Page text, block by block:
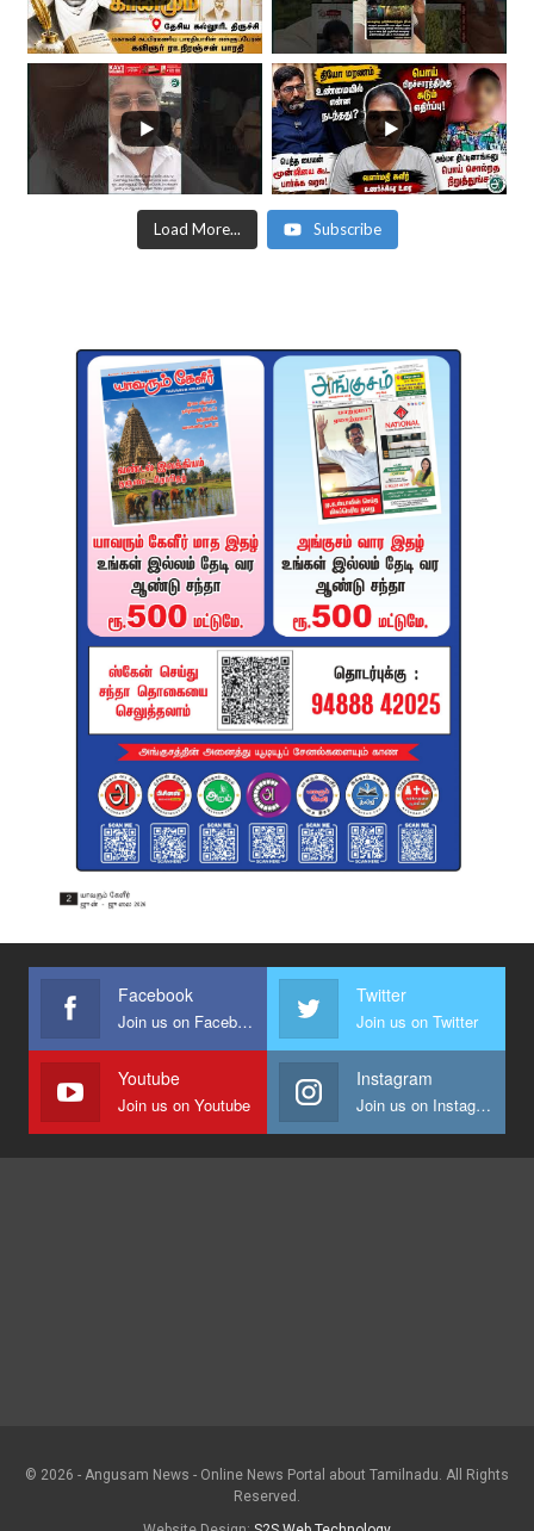
Load More... Subscribe
Facebook
Join us on Facebook
Twitter
Join us on Twitter
Youtube
Join us on Youtube
Instagram
Join us on Instagram
© 2026 - Angusam News - Online News Portal about Tamilnadu. All Rights
Reserved.